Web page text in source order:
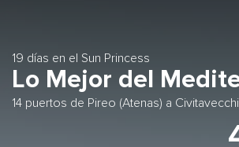
19 días en el Sun Princess
Lo Mejor del
14 puertos de Pireo (Atenas) a